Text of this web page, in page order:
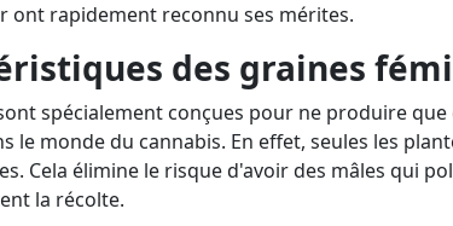
ont rapidement reconnu ses mérites.
des graines
spécialement conçues pour ne produire
le monde du cannabis. En effet, seules les
Cela élimine le risque d'avoir des mâles qui
la récolte.